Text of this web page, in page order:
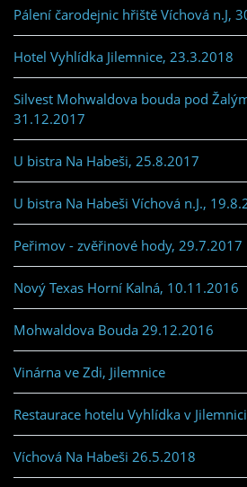
Pálení čarodejnic hřiště Víchová n.J,
Hotel Vyhlídka Jilemnice, 23.3.2018
Silvest Mohwaldova bouda pod
31.12.2017
U bistra Na Habeši, 25.8.2017
U bistra Na Habeši Víchová n.J.,
Peřimov - zvěřinové hody, 29.7.2017
Nový Texas Horní Kalná, 10.11.2016
Mohwaldova Bouda 29.12.2016
Vinárna ve Zdi, Jilemnice
Restaurace hotelu Vyhlídka v
Víchová Na Habeši 26.5.2018